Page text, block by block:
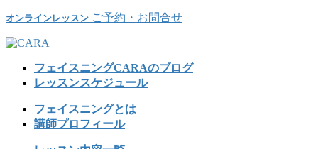
オンラインレッスン ご予約・お問合せ
フェイスニングCARAのブログ
レッスンスケジュール
フェイスニングとは
講師プロフィール